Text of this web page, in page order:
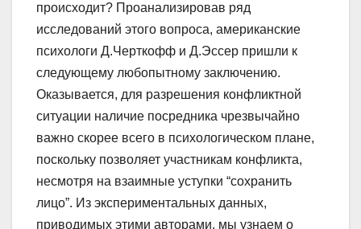
происходит? Проанализировав ряд
исследований этого вопроса, американские
психологи Д.Черткофф и Д.Эссер пришли к
следующему любопытному заключению.
Оказывается, для разрешения конфликтной
ситуации наличие посредника чрезвычайно
важно скорее всего в психологическом плане,
поскольку позволяет участникам конфликта,
несмотря на взаимные уступки “сохранить
лицо”. Из экспериментальных данных,
приводимых этими авторами, мы узнаем о